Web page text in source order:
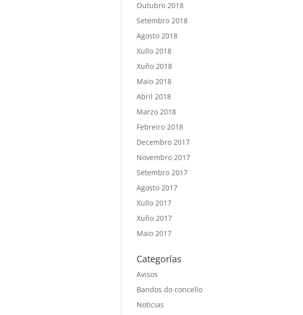
Outubro 2018
Setembro 2018
Agosto 2018
Xullo 2018
Xuño 2018
Maio 2018
Abril 2018
Marzo 2018
Febreiro 2018
Decembro 2017
Novembro 2017
Setembro 2017
Agosto 2017
Xullo 2017
Xuño 2017
Maio 2017
Categorías
Avisos
Bandos do concello
Noticias